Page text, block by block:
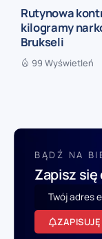
Rutynowa
kilogramy
Brukseli
99 Wyświetleń
BĄDŹ NA
Zapisz
ZAPISUJĘ